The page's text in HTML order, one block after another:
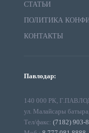
СТАТЬИ
ПОЛИТИКА
КОНТАКТЫ
Павлодар:
140 000 РК,
ул. Малайсары
Тел/факс: (7182) 903-